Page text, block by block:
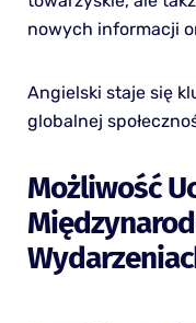
nowych informacji
Angielski staje się
globalnej
Możliwość